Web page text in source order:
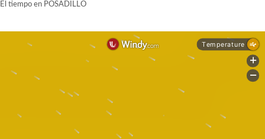
El tiempo en POSADILLO